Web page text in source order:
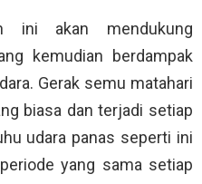
ini akan mendukung
kemudian berdampak
Gerak semu matahari
biasa dan terjadi setiap
udara panas seperti ini
yang sama setiap